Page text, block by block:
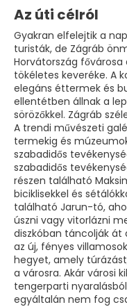
Az úti célról
Gyakran elfelejtik a
turisták, de Zágráb
Horvátország
tökéletes keveréke. A
elegáns éttermek és
ellentétben állnak a
sörözőkkel. Zágráb
A trendi művészeti
termekig és
szabadidős
szabadidős
részen található
biciklisekkel és
található Jarun-tó,
úszni vagy vitorlázni
diszkóban táncolják át
az új, fényes
hegyet, amely
a városra. Akár városi
tengerparti
egyáltalán nem fog